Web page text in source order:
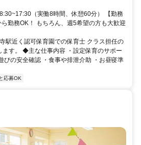
（実働8時間、休憩60分） 【勤務
勤務OK！ もちろん、週5希望の方も大歓迎
駅近く認可保育園での保育士 クラス担任の
ます。 ◆主な仕事内容 ・設定保育のサポー
びの安全確認 ・食事や排泄介助 ・お昼寝準
応募OK